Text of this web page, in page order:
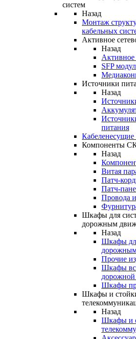
систем
Назад
Монтаж
кабельных
Активное
Назад
Активное
SFP
Источники
Назад
питания
Компоненты
Назад
Витая
Патч-
Патч-
Провода
Шкафы для
дорожным
Назад
Шкафы
Прочие
Шкафы
дорожной
Шкафы
Шкафы и
Назад
Шкафы и